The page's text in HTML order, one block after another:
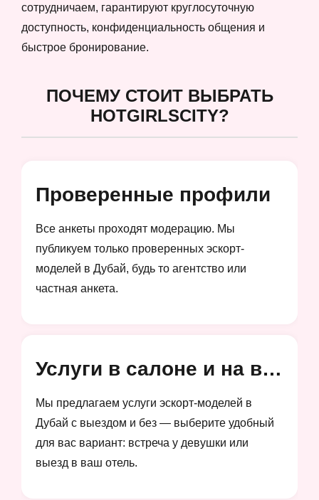
сотрудничаем, гарантируют круглосуточную
доступность, конфиденциальность общения и
быстрое бронирование.
ПОЧЕМУ СТОИТ ВЫБРАТЬ
HOTGIRLSCITY?
Проверенные профили
Все анкеты проходят модерацию. Мы
публикуем только проверенных эскорт-
моделей в Дубай, будь то агентство или
частная анкета.
Услуги в салоне и на выезд
Мы предлагаем услуги эскорт-моделей в
Дубай с выездом и без — выберите удобный
для вас вариант: встреча у девушки или
выезд в ваш отель.